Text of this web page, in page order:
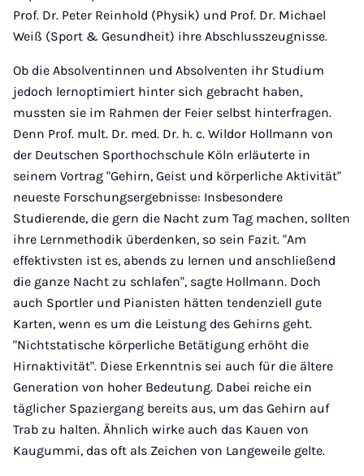
Prof. Dr. Peter Reinhold (Physik) und Prof. Dr. Michael
Weiß (Sport & Gesundheit) ihre Abschlusszeugnisse.
Ob die Absolventinnen und Absolventen ihr Studium
jedoch lernoptimiert hinter sich gebracht haben,
mussten sie im Rahmen der Feier selbst hinterfragen.
Denn Prof. mult. Dr. med. Dr. h. c. Wildor Hollmann von
der Deutschen Sporthochschule Köln erläuterte in
seinem Vortrag "Gehirn, Geist und körperliche Aktivität"
neueste Forschungsergebnisse: Insbesondere
Studierende, die gern die Nacht zum Tag machen, sollten
ihre Lernmethodik überdenken, so sein Fazit. "Am
effektivsten ist es, abends zu lernen und anschließend
die ganze Nacht zu schlafen", sagte Hollmann. Doch
auch Sportler und Pianisten hätten tendenziell gute
Karten, wenn es um die Leistung des Gehirns geht.
"Nichtstatische körperliche Betätigung erhöht die
Hirnaktivität". Diese Erkenntnis sei auch für die ältere
Generation von hoher Bedeutung. Dabei reiche ein
täglicher Spaziergang bereits aus, um das Gehirn auf
Trab zu halten. Ähnlich wirke auch das Kauen von
Kaugummi, das oft als Zeichen von Langeweile gelte.